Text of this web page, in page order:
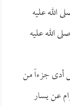
الله عليه
الله عليه
أدى جزءاً من
عن يسار